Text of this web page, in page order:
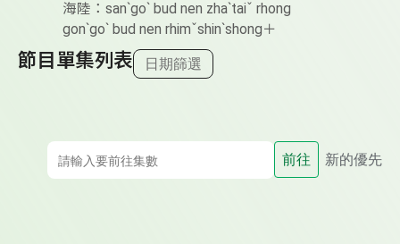
海陸：sanˋgoˋ bud nen zhaˋtaiˇ rhong
gonˋgoˋ bud nen rhimˇshinˋshong＋
節目單集列表 日期篩選
前往 新的優先